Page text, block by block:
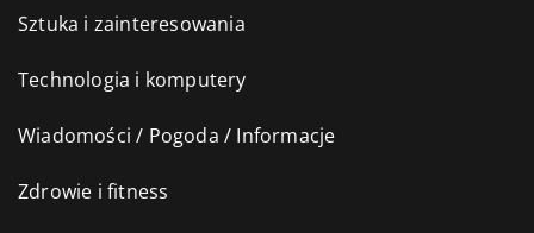
Sztuka i zainteresowania
Technologia i komputery
Wiadomości / Pogoda / Informacje
Zdrowie i fitness